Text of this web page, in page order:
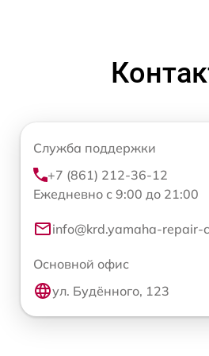
Служба поддержки
+7 (861) 212-36-12
Ежедневно с 9:00 до 21:00
info@krd.yamaha-repair-
Основной офис
ул. Будённого, 123